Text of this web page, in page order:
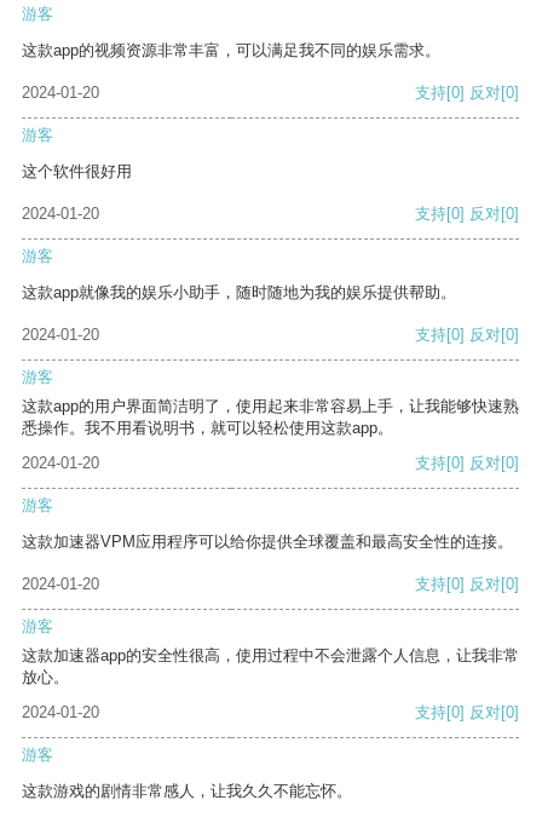
游客
这款app的视频资源非常丰富，可以满足我不同的娱乐需求。
2024-01-20 支持[0] 反对[0]
游客
这个软件很好用
2024-01-20 支持[0] 反对[0]
游客
这款app就像我的娱乐小助手，随时随地为我的娱乐提供帮助。
2024-01-20 支持[0] 反对[0]
游客
这款app的用户界面简洁明了，使用起来非常容易上手，让我能够快速熟
悉操作。我不用看说明书，就可以轻松使用这款app。
2024-01-20
支持[0] 反对[0]
游客
这款加速器VPM应用程序可以给你提供全球覆盖和最高安全性的连接。
2024-01-20 支持[0] 反对[0]
游客
这款加速器app的安全性很高，使用过程中不会泄露个人信息，让我非常
放心。
2024-01-20
支持[0] 反对[0]
游客
这款游戏的剧情非常感人，让我久久不能忘怀。